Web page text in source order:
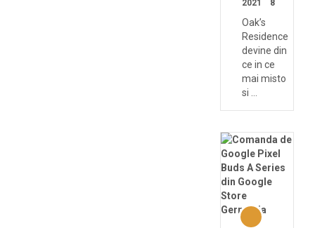
2021 8
Oak’s
Residence
devine din
ce in ce
mai misto
si …